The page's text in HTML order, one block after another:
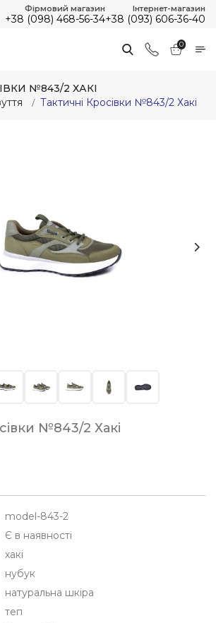
Фірмовий магазин
+38 (098) 468-56-34
Інтернет-магазин
+38 (093) 606-36-40
0
№843/2 ХАКІ
Тактичні Кросівки №843/2 Хакі
№843/2 Хакі
model-843-2
Є в наявності
хакі
нубук
натуральна шкіра
теп